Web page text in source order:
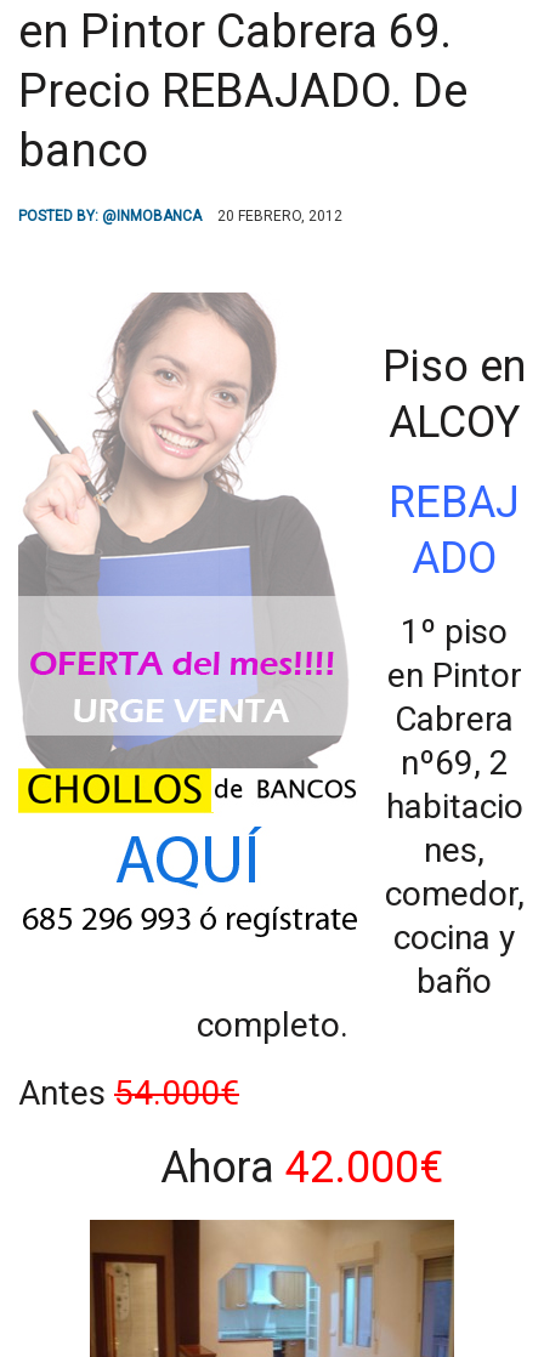
en Pintor Cabrera 69.
Precio REBAJADO. De
banco
POSTED BY: @INMOBANCA 20 FEBRERO, 2012
Piso en
ALCOY
REBAJ
ADO
1º piso
en Pintor
Cabrera
nº69, 2
habitacio
nes,
comedor,
cocina y
baño
completo.
Antes 54.000€
Ahora 42.000€